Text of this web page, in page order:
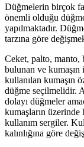
Düğmelerin birçok
önemli olduğu
yapılmaktadır.
tarzına göre
Ceket, palto,
bulunan ve
kullanılan kumaşın
düğme seçilmelidir.
dolayı düğmeler
kumaşların
kullanım sergiler.
kalınlığına göre